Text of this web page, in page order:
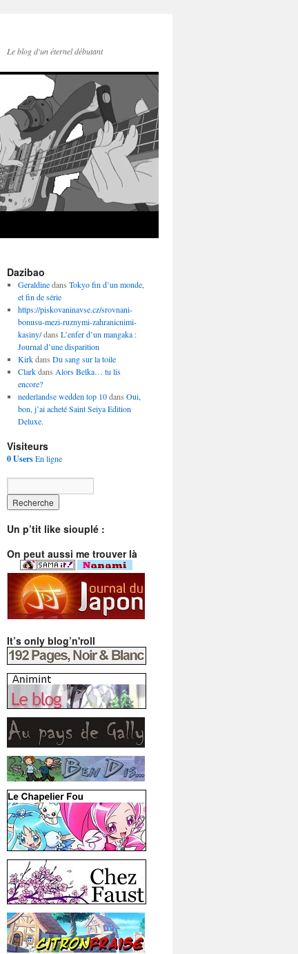
Le blog d'un éternel débutant
Dazibao
Geraldinedans Tokyo fin d’un monde,
et fin de série
https://piskovaninavse.cz/srovnani-
bonusu-mezi-ruznymi-zahranicnimi-
kasiny/dans L’enfer d’un mangaka :
Journal d’une disparition
Kirkdans Du sang sur la toile
Clarkdans Alors Belka… tu lis
encore?
nederlandse wedden top 10dans Oui,
bon, j’ai acheté Saint Seiya Edition
Deluxe.
Visiteurs
0 UsersEn ligne
Un p’tit like siouplé :
On peut aussi me trouver là
It’s only blog’n'roll